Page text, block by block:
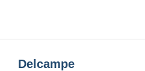
Delcampe